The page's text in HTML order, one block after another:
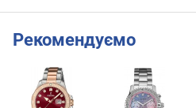
Рекомендуємо